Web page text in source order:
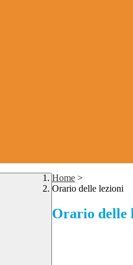
Home >
Orario delle lezioni
Orario delle